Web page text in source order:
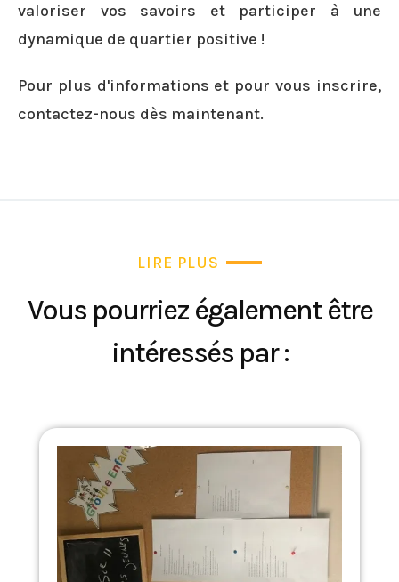
valoriser vos savoirs et participer à une
dynamique de quartier positive !
Pour plus d'informations et pour vous inscrire,
contactez-nous dès maintenant.
LIRE PLUS
Vous pourriez également être
intéressés par :